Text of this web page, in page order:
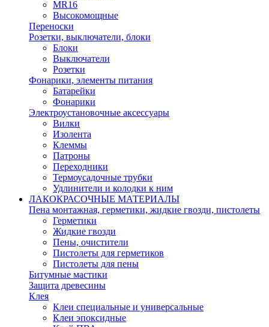
MR16
Высокомощные
Переноски
Розетки, выключатели, блоки
Блоки
Выключатели
Розетки
Фонарики, элементы питания
Батарейки
Фонарики
Электроустановочные аксессуары
Вилки
Изолента
Клеммы
Патроны
Переходники
Термоусадочные трубки
Удлинители и колодки к ним
ЛАКОКРАСОЧНЫЕ МАТЕРИАЛЫ
Пена монтажная, герметики, жидкие гвозди, пистолеты
Герметики
Жидкие гвозди
Пены, очистители
Пистолеты для герметиков
Пистолеты для пены
Битумные мастики
Защита древесины
Клея
Клеи специальные и универсальные
Клеи эпоксидные